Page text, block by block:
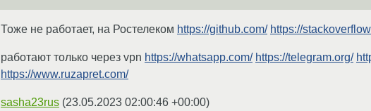
Тоже не работает, на Ростелеком https://github.com/ https://
работают только через vpn https://whatsapp.com/ https://telegram.org/
https://www.ruzapret.com/
sasha23rus (23.05.2023 02:00:46 +00:00)